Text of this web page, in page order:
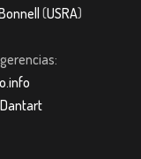
(USRA)